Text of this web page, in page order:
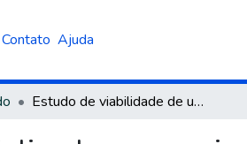
Contato Ajuda
Estudo de viabilidade de uma farmácia especializada em manipulação homeopática, comercialização de produtos naturais e assistência à saúde através de consulta farmacêutica